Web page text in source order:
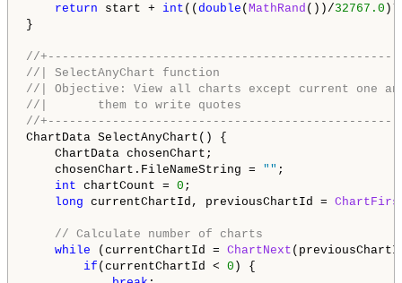
return start + int (( double ( MathRand ())/32767.0 )*
}
//
//| SelectAnyChart function
//| Objective: View all charts except current one
//|       them to write quotes
//
ChartData SelectAnyChart() {
ChartData chosenChart;
chosenChart.FileNameString = "" ;
int chartCount = 0 ;
long currentChartId, previousChartId =
// Calculate number of charts
while (currentChartId = ChartNext
if (currentChartId < 0 ) {